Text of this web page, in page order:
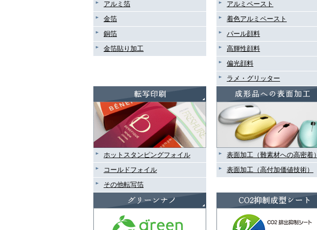
アルミ箔
金箔
銅箔
金箔貼り加工
アルミペースト
着色アルミペースト
パール顔料
高輝性顔料
偏光顔料
ラメ・グリッター
ホットスタンピングフォイル
コールドフォイル
その他転写箔
表面加工（難素材への高密着）
表面加工（高付加価値技術）